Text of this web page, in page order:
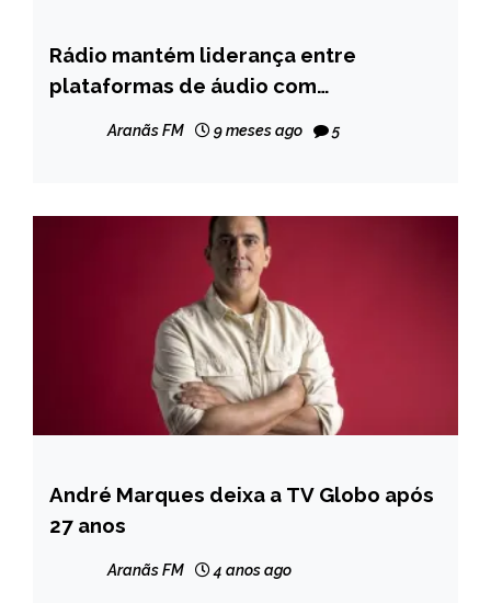
BRASIL
CAPELINHA
ENTRETENIMENTO
Rádio mantém liderança entre
plataformas de áudio com
publicidade, aponta novo estudo
Aranãs FM 9 meses ago 5
ENTRETENIMENTO
André Marques deixa a TV Globo após
27 anos
Aranãs FM 4 anos ago